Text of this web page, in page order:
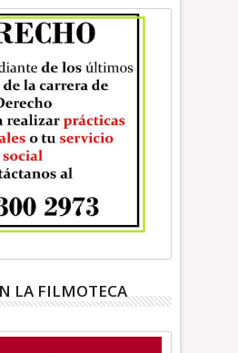
LA FILMOTECA